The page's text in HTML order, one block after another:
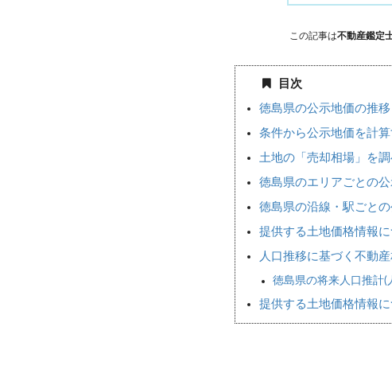
この記事は不動産鑑定
目次
徳島県の公示地価の推
条件から公示地価を計算
土地の「売却相場」を
徳島県のエリアごとの
徳島県の沿線・駅ごと
提供する土地価格情報に
人口推移に基づく不動
徳島県の将来人口推計(
提供する土地価格情報に